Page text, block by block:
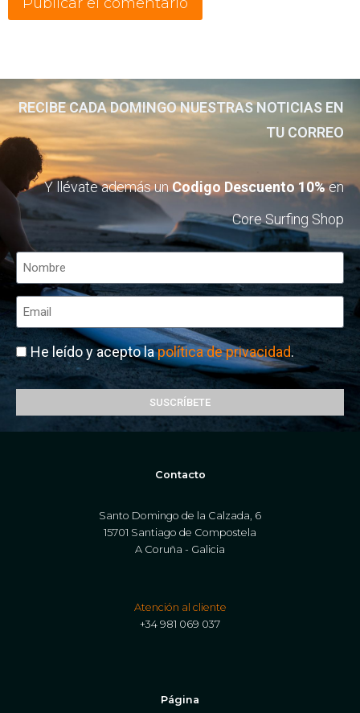
RECIBE CADA DOMINGO NUESTRAS NOTICIAS EN
TU CORREO
Y llévate además unCodigo Descuento 10%en
Core Surfing Shop
He leído y acepto lapolítica de privacidad.
SUSCRÍBETE
Contacto
Santo Domingo de la Calzada, 6
15701 Santiago de Compostela
A Coruña - Galicia
Atención al cliente
+34 981 069 037
Página